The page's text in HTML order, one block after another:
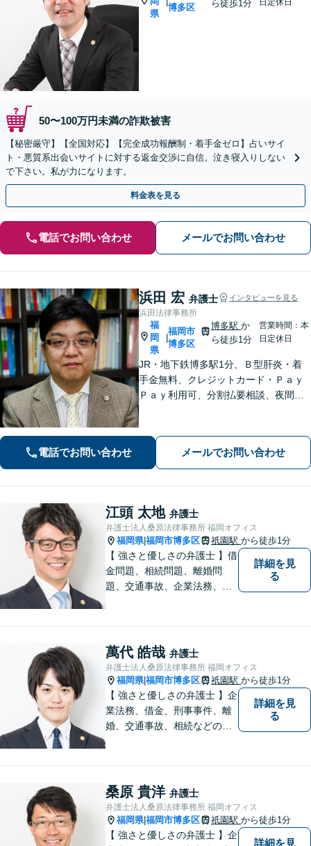
県
博多区
ら徒歩1分
50〜100万円未満の詐欺被害
【秘密厳守】【全国対応】【完全成功報酬制・着手金ゼロ】占いサイ
ト・悪質系出会いサイトに対する返金交渉に自信。泣き寝入りしない
で下さい。私が力になります。
料金表を見る
電話でお問い合わせ メールでお問い合わせ
浜田 宏 弁護士 インタビューを見る
浜田法律事務所
福
岡
県
福岡市
博多区
博多駅 か
ら徒歩1分
営業時間：本
日定休日
JR・地下鉄博多駅1分、Ｂ型肝炎・着
手金無料、クレジットカード・Ｐａｙ
Ｐａｙ利用可、分割払要相談、夜間・
婚、相続、後見、交通事故、借金、労
働、民事全般取扱い
電話でお問い合わせ メールでお問い合わせ
江頭 太地 弁護士
弁護士法人桑原法律事務所 福岡オフィス
福岡県|福岡市博多区 祇園駅 から徒歩1分
【 強さと優しさの弁護士 】借
金問題、相続問題、離婚問
題、交通事故、企業法務、刑
よる迅速で最適なリーガルサ
ービスを提供いたします。
詳細を見
る
萬代 皓哉 弁護士
弁護士法人桑原法律事務所 福岡オフィス
福岡県|福岡市博多区 祇園駅 から徒歩1分
【 強さと優しさの弁護士 】企
業法務、借金、刑事事件、離
婚、交通事故、相続などのご
なリーガルサービスを提供い
たします。
詳細を見
る
桑原 貴洋 弁護士
弁護士法人桑原法律事務所 福岡オフィス
福岡県|福岡市博多区 祇園駅 から徒歩1分
【 強さと優しさの弁護士 】企
詳細を見